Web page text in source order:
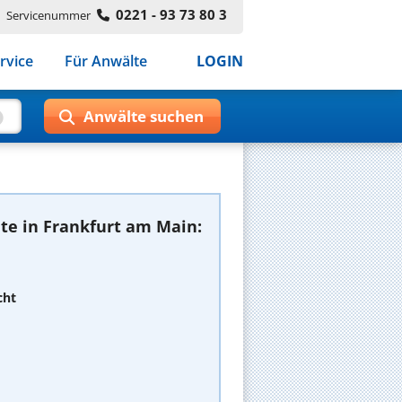
Servicenummer 0221 - 93 73 80 3
Für Anwälte LOGIN
in Frankfurt am Main: